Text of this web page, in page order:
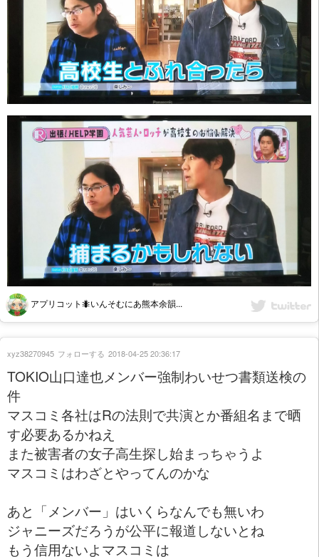
アプリコット🐜いんそむにあ熊本余韻...
TOKIO山口達也メンバー強制わいせつ書類送検の
件
マスコミ各社はRの法則で共演とか番組名まで晒
す必要あるかねえ
また被害者の女子高生探し始まっちゃうよ
マスコミはわざとやってんのかな
あと「メンバー」はいくらなんでも無いわ
ジャニーズだろうが公平に報道しないとね
もう信用ないよマスコミは
xyz38270945 フォローする 2018-04-25 20:36:17